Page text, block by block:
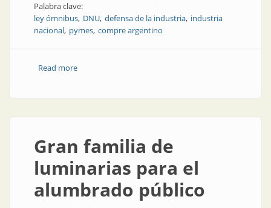
Palabra clave:
ley ómnibus DNU defensa de la industria industria
nacional pymes compre argentino
Read moreabout CADIEEL expresa su preocupación por las
Gran familia de
luminarias para el
alumbrado público